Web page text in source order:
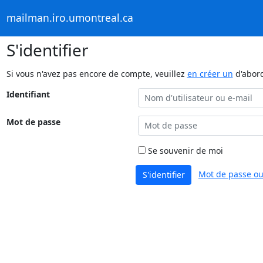
mailman.iro.umontreal.ca
S'identifier
Si vous n'avez pas encore de compte, veuillez en créer un
Identifiant
Mot de passe
Se souvenir de moi
S'identifier Mot de passe